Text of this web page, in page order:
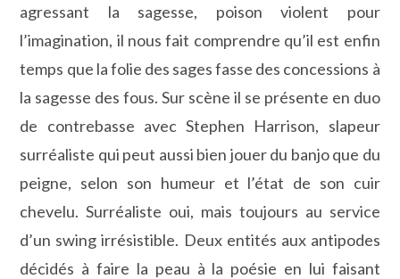
agressant la sagesse, poison violent pour
l’imagination, il nous fait comprendre qu’il est enfin
temps que la folie des sages fasse des concessions à
la sagesse des fous. Sur scène il se présente en duo
de contrebasse avec Stephen Harrison, slapeur
surréaliste qui peut aussi bien jouer du banjo que du
peigne, selon son humeur et l’état de son cuir
chevelu. Surréaliste oui, mais toujours au service
d’un swing irrésistible. Deux entités aux antipodes
décidés à faire la peau à la poésie en lui faisant